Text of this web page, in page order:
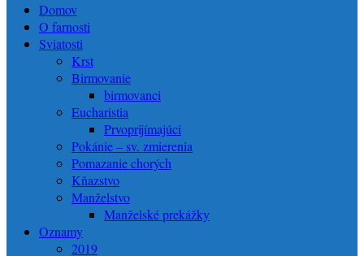
Domov
O farnosti
Sviatosti
Krst
Birmovanie
birmovanci
Eucharistia
Prvoprijímajúci
Pokánie – sv. zmierenia
Pomazanie chorých
Kňazstvo
Manželstvo
Manželské prekážky
Oznamy
2019